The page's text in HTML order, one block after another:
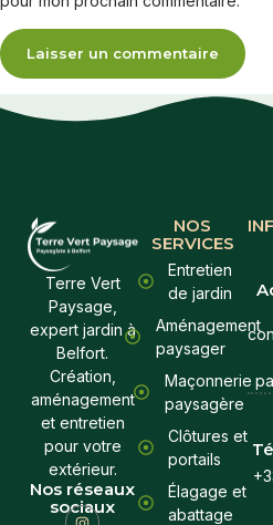
Terre Vert
Paysage,
expert jardin à
Belfort.
Création,
aménagement
et entretien
pour votre
extérieur.
Nos réseaux
sociaux
NOS
SERVICES
Entretien
de jardin
Aménagement
paysager
Maçonnerie
paysagère
Clôtures et
portails
Élagage et
abattage